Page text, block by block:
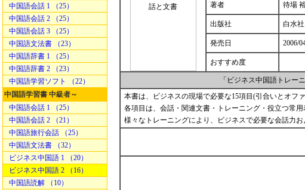
中国語会話 1 （25）
中国語会話 2 （25）
中国語会話 3 （25）
中国語文法書 （23）
中国語辞書 1 （25）
中国語辞書 2 （23）
中国語学習ソフト （22）
中国語学習書 中級者～
中国語会話 1 （25）
中国語会話 2 （21）
中国語旅行会話 （25）
中国語文法書 （32）
ビジネス中国語 1 （20）
ビジネス中国語 2 （16）
中国語読解 （10）
著者 待場
出版社 白水社
発売日 2006/
おすすめ度
「ビジネス中国語トレ
本書は、ビジネスの現場で必要な15項目(引合いとオフ
各項目は、会話・関連文書・トレーニング・役立つ常用
様々なトレーニングにより、ビジネスで必要な会話力お